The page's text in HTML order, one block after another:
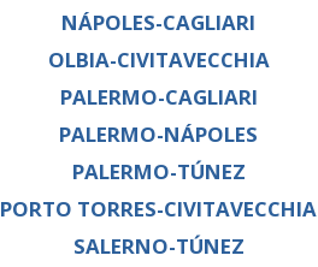
NÁPOLES-CAGLIARI
OLBIA-CIVITAVECCHIA
PALERMO-CAGLIARI
PALERMO-NÁPOLES
PALERMO-TÚNEZ
PORTO TORRES-CIVITAVECCHIA
SALERNO-TÚNEZ